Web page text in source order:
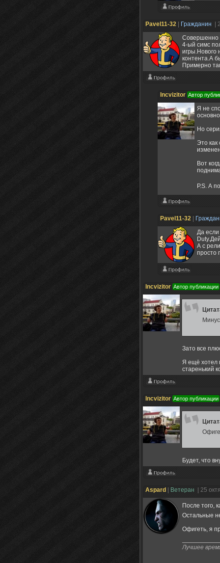
Pavel11-32 Гражданин
|
Совершенно
4-ый симс
игры.Нового
контента.А
Примерно
Incvizitor Автор
Я не
Но
Это
Вот
P.S. А
Pavel11-32
Да
А с
просто
Incvizitor Автор публикации
Зато все
Я ещё хотел
старенький
Incvizitor Автор публикации
Будет, что
Aspard Ветеран | 25
После того,
Остальные
Офигеть, я
Лучшее